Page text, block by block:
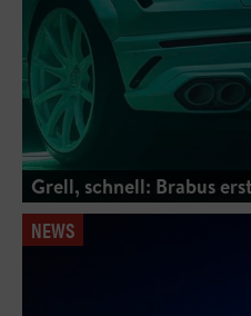
Grell, schnell: Brabus
NEWS